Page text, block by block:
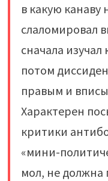
в какую канаву
слаломировал
сначала
потом
правым и
Характерен
критики
«мини-
мол, не должна